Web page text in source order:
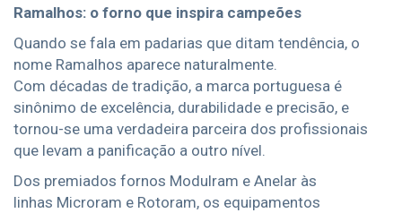
Ramalhos: o forno que inspira campeões
Quando se fala em padarias que ditam tendência, o
nome Ramalhos aparece naturalmente.
Com décadas de tradição, a marca portuguesa é
sinônimo de excelência, durabilidade e precisão, e
tornou-se uma verdadeira parceira dos profissionais
que levam a panificação a outro nível.
Dos premiados fornos Modulram e Anelar às
linhas Microram e Rotoram, os equipamentos